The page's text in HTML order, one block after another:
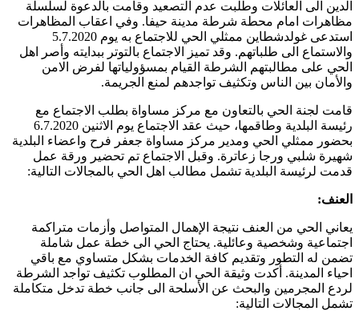
الدين الى العائلات وطلبت عدم التصعيد وقامت بالدعوة لسلسلة
مظاهرات امام محطة شرطة مدينة حيفا. وفي اعقاب المظاهرات
استدعى غولدشطاين ممثلي الحي للاجتماع به يوم 5.7.2020
والاستماع الى طلباتهم. وقد تميز الاجتماع بالتوتر ببدايته وأصر اهل
الحي على مطالبتهم الشرطة القيام بمسؤولياتها لفرض الامن
والأمان بين الناس وتكثيف تواجدهم لمنع الجريمة.
قامت لجنة الحي بالتعاون مع مركز مساواة بطلب الاجتماع مع
بحضور ممثلي الحي ومدير مركز مساواة جعفر فرح واعضاء البلدية
شهيرة شلبي ورجا زعاترة. وقبل الاجتماع تم تحضير ورقة عمل
قدمت لرئيسة البلدية تشمل مطالب اهل الحي بالمجالات التالية:
العنف:
يعاني الحي من العنف نتيجة الإهمال المتواصل وأزمات متراكمة
اجتماعية وشخصية وعائلية. يحتاج الحي الى خطة عمل شاملة
تضمن له التطور وتقديم كافة الخدمات بشكل متساوي مع باقي
احياء المدينة. أكدت وثيقة الحي ان المطلوب تكثيف تواجد الشرطة
لردع المجرمين والبحث عن الأسلحة الى جانب خطة تدخل متكاملة
تشمل المجالات التالية: